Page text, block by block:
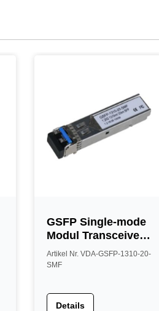
GSFP Single-mode
Modul Transceiver,
20km Reichweite
Artikel Nr. VDA-GSFP-1310-20-
SMF
Details